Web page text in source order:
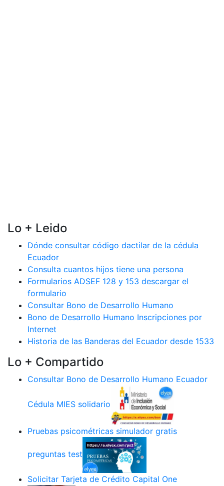
Lo + Leido
Dónde consultar código dactilar de la cédula
Ecuador
Consulta cuantos hijos tiene una persona
Formularios ADSEF 128 y 153 descargar el
formulario
Consultar Bono de Desarrollo Humano
Bono de Desarrollo Humano Inscripciones por
Internet
Historia de las Banderas del Ecuador desde 1533
Lo + Compartido
Consultar Bono de Desarrollo Humano Ecuador
Cédula MIES solidario
Pruebas psicométricas simulador gratis
preguntas test
Solicitar Tarjeta de Crédito Capital One